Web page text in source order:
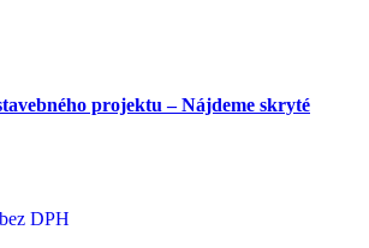
projektu – Nájdeme skryté
bez DPH